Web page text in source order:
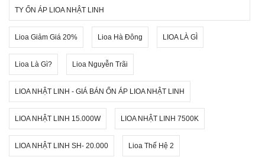
TY ỔN ÁP LIOA NHẬT LINH
Lioa Giảm Giá 20% Lioa Hà Đông LIOA LÀ GÌ
Lioa Là Gì? Lioa Nguyễn Trãi
LIOA NHẬT LINH - GIÁ BÁN ỔN ÁP LIOA NHẬT LINH
LIOA NHẬT LINH 15.000W LIOA NHẬT LINH 7500K
LIOA NHẬT LINH SH- 20.000 Lioa Thế Hệ 2